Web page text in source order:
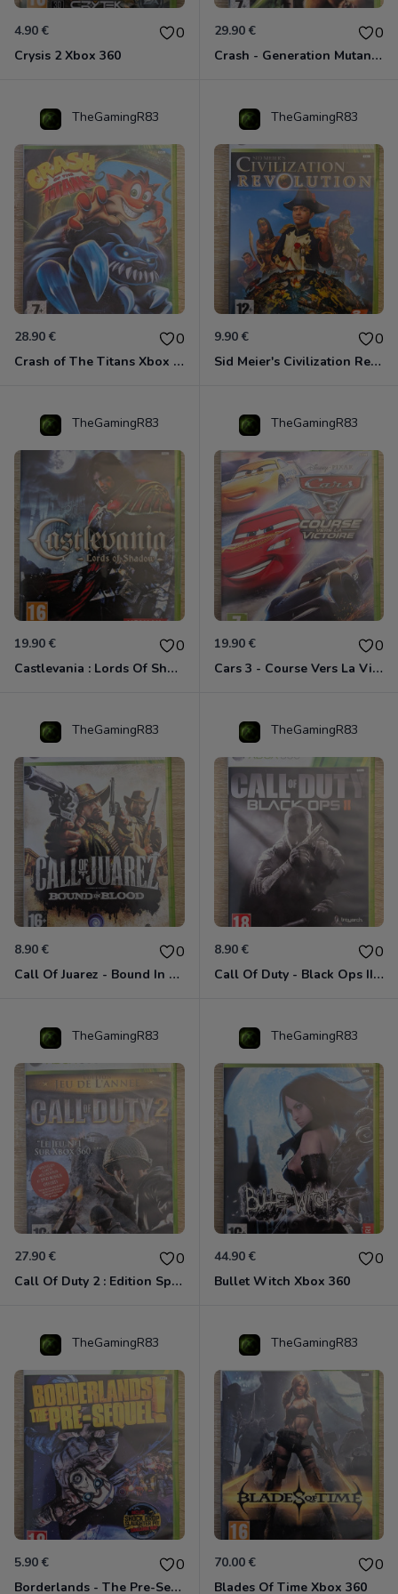
4.90 € 0
Crysis 2 Xbox 360
29.90 € 0
Crash - Generation Mutant Xbox 360
TheGamingR83
28.90 € 0
Crash of The Titans Xbox 360
TheGamingR83
9.90 € 0
Sid Meier's Civilization Revolution Xbox 360
TheGamingR83
19.90 € 0
Castlevania : Lords Of Shadow Xbox 360
TheGamingR83
19.90 € 0
Cars 3 - Course Vers La Victoire Xbox 360
TheGamingR83
8.90 € 0
Call Of Juarez - Bound In Blood Xbox 360
TheGamingR83
8.90 € 0
Call Of Duty - Black Ops II Xbox 360
TheGamingR83
27.90 € 0
Call Of Duty 2 : Edition Spéciale Xbox 360 GOTY
TheGamingR83
44.90 € 0
Bullet Witch Xbox 360
TheGamingR83
5.90 € 0
Borderlands - The Pre-Sequel ! Xbox 360
TheGamingR83
70.00 € 0
Blades Of Time Xbox 360